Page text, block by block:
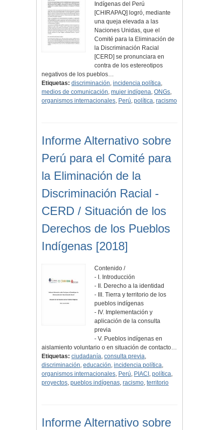
Indígenas del Perú
[CHIRAPAQ] logró, mediante
una queja elevada a las
Naciones Unidas, que el
Comité para la Eliminación de
la Discriminación Racial
[CERD] se pronunciara en
contra de los estereotipos
negativos de los pueblos…
Etiquetas: discriminación, incidencia política,
medios de comunicación, mujer indígena, ONGs,
organismos internacionales, Perú, política, racismo
Informe Alternativo sobre
Perú para el Comité para
la Eliminación de la
Discriminación Racial -
CERD / Situación de los
Derechos de los Pueblos
Indígenas [2018]
Contenido /
- I. Introducción
- II. Derecho a la identidad
- III. Tierra y territorio de los
pueblos indígenas
- IV. Implementación y
aplicación de la consulta
previa
- V. Pueblos indígenas en
aislamiento voluntario o en situación de contacto…
Etiquetas: ciudadanía, consulta previa,
discriminación, educación, incidencia política,
organismos internacionales, Perú, PIACI , política,
proyectos, pueblos indígenas, racismo, territorio
Informe Alternativo sobre